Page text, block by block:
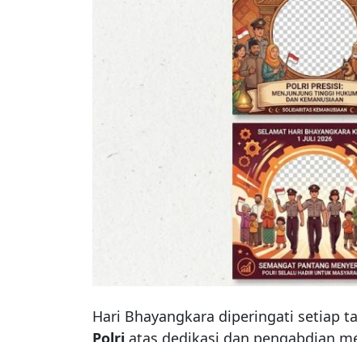
Hari Bhayangkara diperingati setiap
Polri atas dedikasi dan pengabdian